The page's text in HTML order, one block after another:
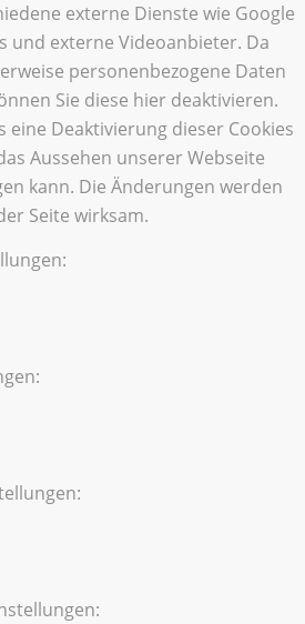
externe Dienste wie Google
und externe Videoanbieter. Da
personenbezogene Daten
Sie diese hier deaktivieren.
eine Deaktivierung dieser Cookies
Aussehen unserer Webseite
kann. Die Änderungen werden
Seite wirksam.